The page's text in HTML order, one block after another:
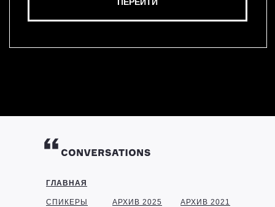
ГЛАВНАЯ
СПИКЕРЫ АРХИВ 2025 АРХИВ 2021